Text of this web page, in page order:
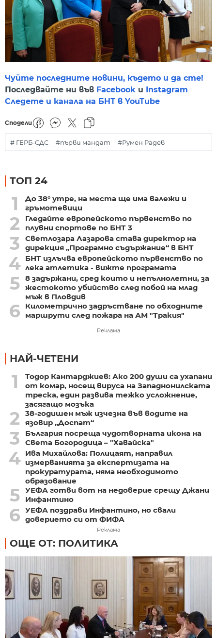
Чуйте последните новини, където и да сте!
Последвайте ни във Facebook и Instagram
Следете и канала на БНТ в YouTube
Сподели
# ГЕРБ-СДС #първи мандат #Румен Радев
ТОП 24
1
До 38° утре, на места ще има валежи и
гръмотевици
2
Гледайте европейското първенство по
плувни спортове по БНТ 3
3
Светлозара Лазарова става директор на
дирекция „Програмно съдържание“ в БНТ
4 БНТ излъчва европейското първенство по
лека атлетика - вижте програмата
5 8 задържани, сред които и непълнолетни, за
жестокото убийство след побой на млад
мъж в Пловдив
6
Километрично задръстване по обходните
маршрути след пожара на АМ "Тракия"
Реклама
НАЙ-ЧЕТЕНИ
1
Тодор Кантарджиев: Ако 200 души са ухапани
от комар, носещ вируса на Западнонилската
треска, един развива тежко усложнение,
засягащо мозъка
2
38-годишен мъж изчезна във водите на
язовир „Доспат“
3
България посреща чудотворната икона на
Света Богородица – "Хавайска"
4 Ива Михайлова: Полицаят, направил
измерванията за експертизата на
прокуратурата, няма необходимото
образование
5 УЕФА готви вот на недоверие срещу Джани
Инфантино
6 УЕФА поздрави Инфантино, но свали
доверието си от ФИФА
Реклама
ОЩЕ ОТ: ПОЛИТИКА